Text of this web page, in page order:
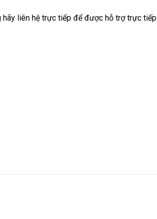
hãy liên hệ trực tiếp để được hỗ trợ trực tiếp